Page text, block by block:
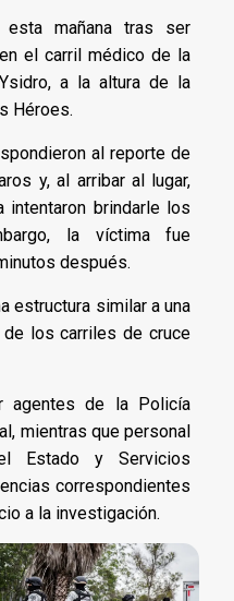
mañana tras ser
el carril médico de la
a la altura de la
Héroes.
al reporte de
y, al arribar al lugar,
intentaron brindarle los
la víctima fue
después.
estructura similar a una
de los carriles de cruce
agentes de la Policía
mientras que personal
Estado y Servicios
correspondientes
a la investigación.